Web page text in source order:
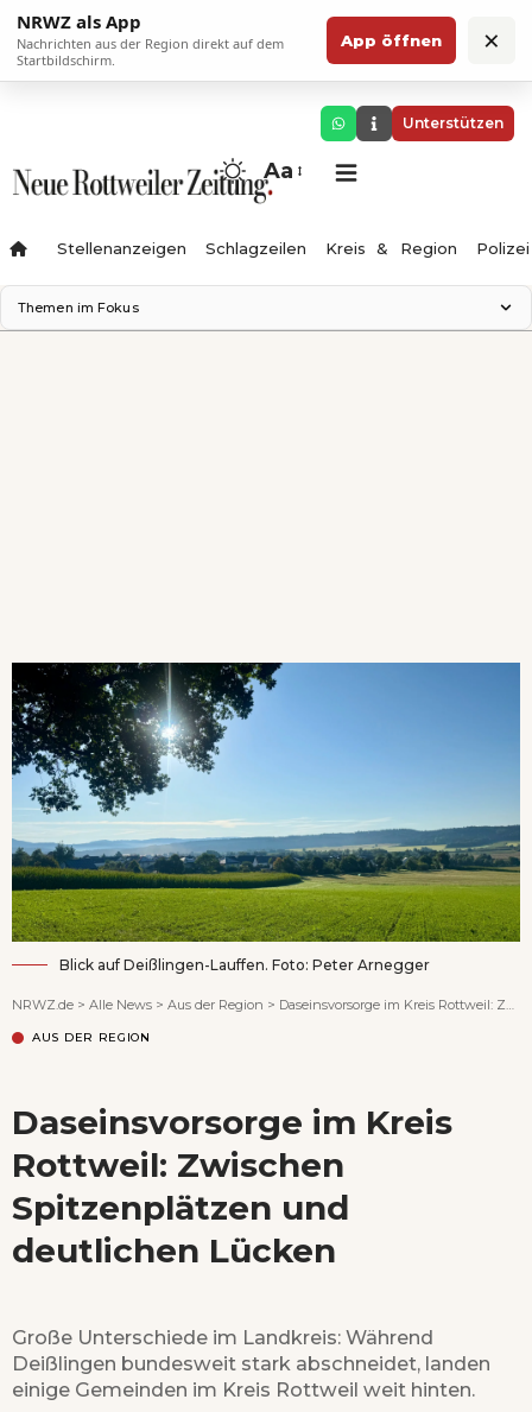
NRWZ als App
Nachrichten aus der Region direkt auf dem
Startbildschirm.
App öffnen ×
Unterstützen
Aa
Stellenanzeigen Schlagzeilen Kreis & Region Polizei
Themen im Fokus
Blick auf Deißlingen-Lauffen. Foto: Peter Arnegger
NRWZ.de > Alle News > Aus der Region > Daseinsvorsorge im Kreis Rottweil: Zwischen Spitzenplätzen und deutlichen Lücken
AUS DER REGION
Daseinsvorsorge im Kreis
Rottweil: Zwischen
Spitzenplätzen und
deutlichen Lücken
Große Unterschiede im Landkreis: Während
Deißlingen bundesweit stark abschneidet, landen
einige Gemeinden im Kreis Rottweil weit hinten.